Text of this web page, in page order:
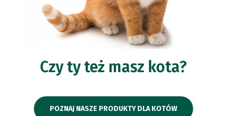
Czy ty też masz kota?
POZNAJ NASZE PRODUKTY DLA KOTÓW